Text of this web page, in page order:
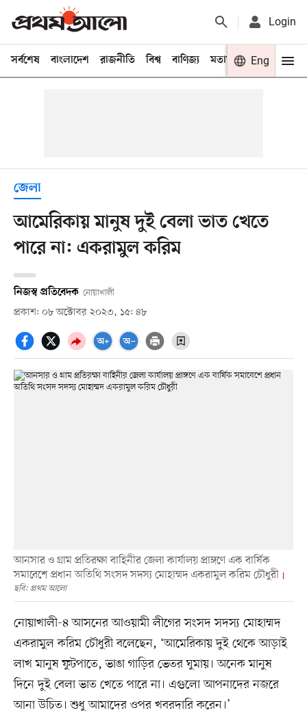
Login
সর্বশেষ বাংলাদেশ রাজনীতি বিশ্ব বাণিজ্য মতামত খেলা
Eng
জেলা
আমেরিকায় মানুষ দুই বেলা ভাত খেতে
পারে না: একরামুল করিম
নিজস্ব প্রতিবেদক নোয়াখালী
প্রকাশ: ০৮ অক্টোবর ২০২৩, ১৫: ৪৮
আনসার ও গ্রাম প্রতিরক্ষা বাহিনীর জেলা কার্যালয় প্রাঙ্গণে এক বার্ষিক
সমাবেশে প্রধান অতিথি সংসদ সদস্য মোহাম্মদ একরামুল করিম চৌধুরী
ছবি: প্রথম আলো
নোয়াখালী-৪ আসনের আওয়ামী লীগের সংসদ সদস্য মোহাম্মদ
একরামুল করিম চৌধুরী বলেছেন, ‘আমেরিকায় দুই থেকে আড়াই
লাখ মানুষ ফুটপাতে, ভাঙা গাড়ির ভেতর ঘুমায়। অনেক মানুষ
দিনে দুই বেলা ভাত খেতে পারে না। এগুলো আপনাদের নজরে
আনা উচিত। শুধু আমাদের ওপর খবরদারি করেন।’